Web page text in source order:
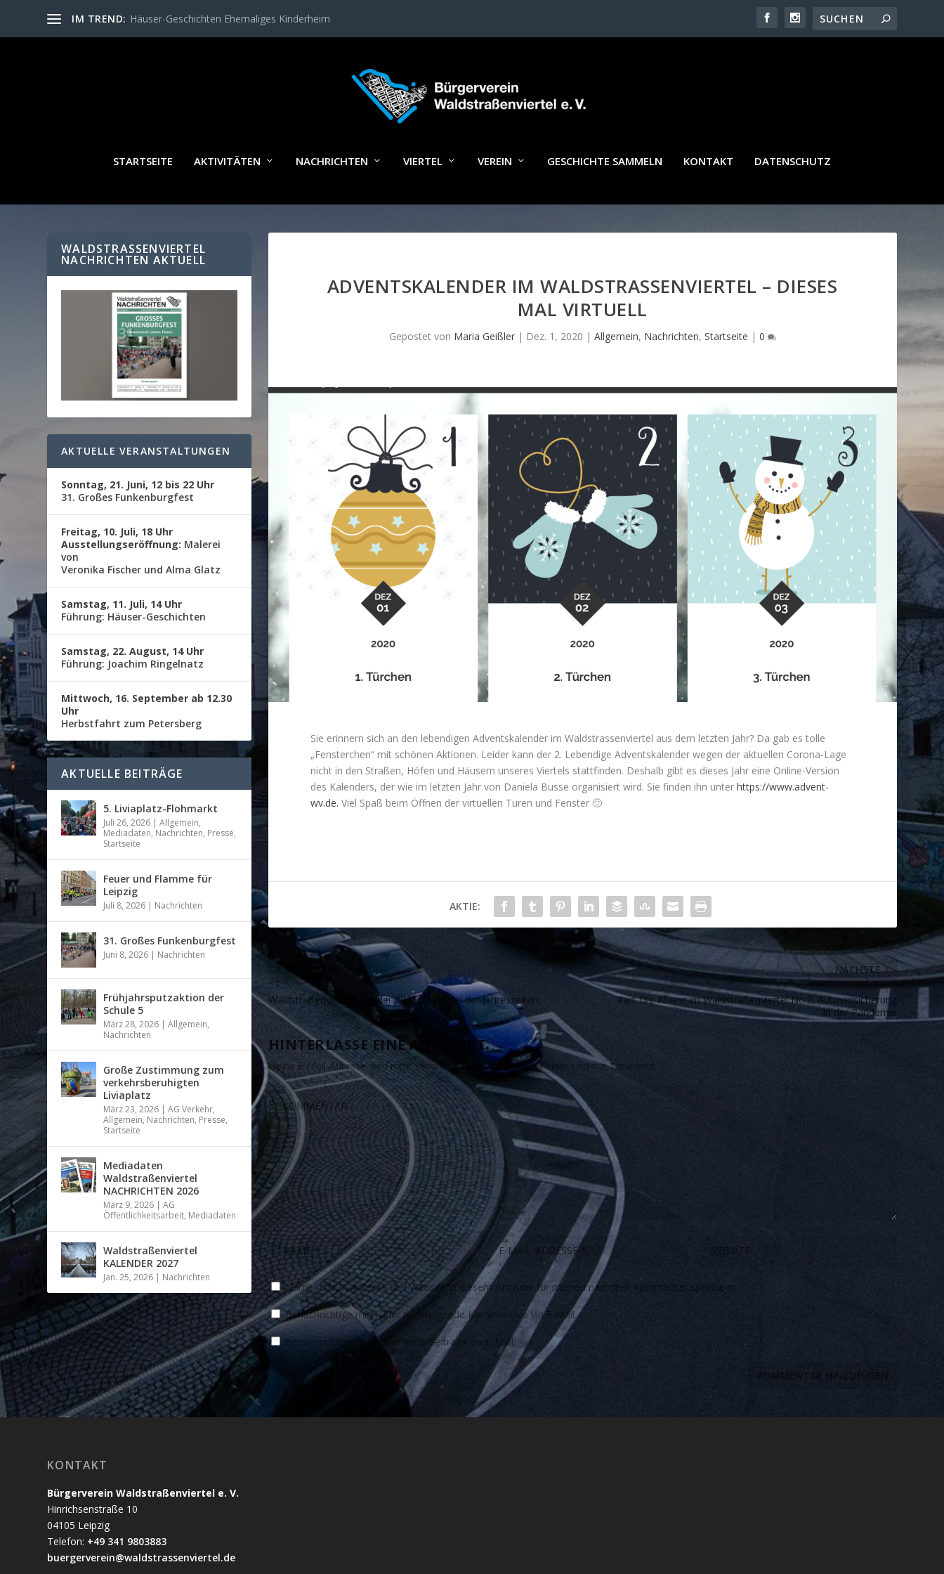
IM TREND: Häuser-Geschichten Ehemaliges Kinderheim
STARTSEITE AKTIVITÄTEN NACHRICHTEN VIERTEL VEREIN GESCHICHTE SAMMELN KONTAKT DATENSCHUTZ
ADVENTSKALENDER IM WALDSTRASSENVIERTEL – DIESES
MAL VIRTUELL
Gepostet von Maria Geißler| Dez. 1, 2020 | Allgemein, Nachrichten, Startseite | 0
Sie erinnern sich an den lebendigen Adventskalender im Waldstrassenviertel aus dem letzten Jahr? Da gab es tolle
„Fensterchen“ mit schönen Aktionen. Leider kann der 2. Lebendige Adventskalender wegen der aktuellen Corona-Lage
nicht in den Straßen, Höfen und Häusern unseres Viertels stattfinden. Deshalb gibt es dieses Jahr eine Online-Version
des Kalenders, der wie im letzten Jahr von Daniela Busse organisiert wird. Sie finden ihn unter https://www.advent-
wv.de. Viel Spaß beim Öffnen der virtuellen Türen und Fenster 🙂
AKTIE:
VORHERIGE
Waldstraßenviertelkalender 2021 – Wandel der Jahreszeiten
NÄCHSTE
#ad: Die Allianz im Waldstraßenviertel No.2: Autoversicherung
in der Pandemie
HINTERLASSE EINE ANTWORT
Deine E-Mail-Adresse wird nicht veröffentlicht. Erforderliche Felder sind mit*markiert
Name, E-Mail-Adresse und Website in diesem Browser für meinen nächsten Kommentar speichern.
Benachrichtige mich über nachfolgende Kommentare via E-Mail.
Benachrichtige mich über neue Beiträge via E-Mail.
WALDSTRASSENVIERTEL N
ACHRICHTEN AKTUELL
AKTUELLE VERANSTALTUNGEN
Sonntag, 21. Juni, 12 bis 22 Uhr
31. Großes Funkenburgfest
Freitag, 10. Juli, 18 Uhr
Ausstellungseröffnung: Malerei
von
Veronika Fischer und Alma Glatz
Samstag, 11. Juli, 14 Uhr
Führung: Häuser-Geschichten
Samstag, 22. August, 14 Uhr
Führung: Joachim Ringelnatz
Mittwoch, 16. September ab 12.30
Uhr
Herbstfahrt zum Petersberg
AKTUELLE BEITRÄGE
5. Liviaplatz-Flohmarkt
Juli 26, 2026 |Allgemein,
Mediadaten, Nachrichten, Presse,
Startseite
Feuer und Flamme für
Leipzig
Juli 8, 2026 | Nachrichten
31. Großes Funkenburgfest
Juni 8, 2026 | Nachrichten
Frühjahrsputzaktion der
Schule 5
März 28, 2026 |Allgemein,
Nachrichten
Große Zustimmung zum
verkehrsberuhigten
Liviaplatz
März 23, 2026 |AG Verkehr,
Allgemein, Nachrichten, Presse,
Startseite
Mediadaten
Waldstraßenviertel
NACHRICHTEN 2026
März 9, 2026 |AG
Öffentlichkeitsarbeit, Mediadaten
Waldstraßenviertel
KALENDER 2027
Jan. 25, 2026 | Nachrichten
KONTAKT
Bürgerverein Waldstraßenviertel e. V.
Hinrichsenstraße 10
04105 Leipzig
Telefon: +49 341 9803883
buergerverein@waldstrassenviertel.de